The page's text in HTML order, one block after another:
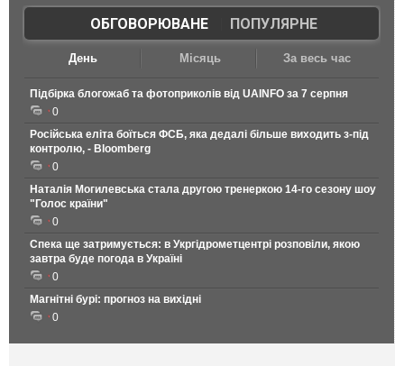
ОБГОВОРЮВАНЕ| ПОПУЛЯРНЕ
День Місяць За весь час
Підбірка блогожаб та фотоприколів від UAINFO за 7 серпня
0
Російська еліта боїться ФСБ, яка дедалі більше виходить з-під
контролю, - Bloomberg
0
Наталія Могилевська стала другою тренеркою 14-го сезону шоу
"Голос країни"
0
Спека ще затримується: в Укргідрометцентрі розповіли, якою
завтра буде погода в Україні
0
Магнітні бурі: прогноз на вихідні
0